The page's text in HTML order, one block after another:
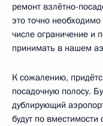
ремонт взлётно-
это точно
числе ограничение и
принимать в нашем
К сожалению,
посадочную полосу.
дублирующий
будут по